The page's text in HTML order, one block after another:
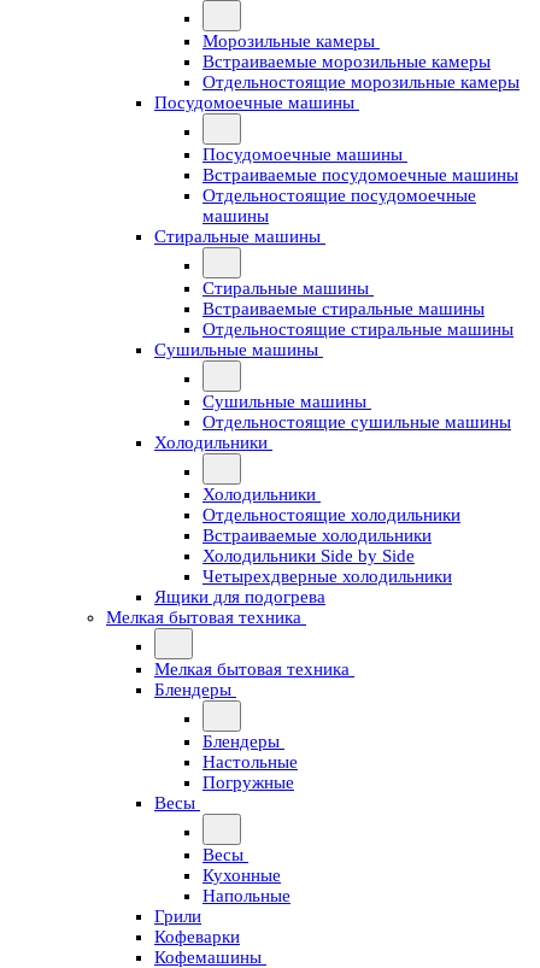
Морозильные камеры
Встраиваемые морозильные камеры
Отдельностоящие морозильные камеры
Посудомоечные машины
Посудомоечные машины
Встраиваемые посудомоечные машины
Отдельностоящие посудомоечные
машины
Стиральные машины
Стиральные машины
Встраиваемые стиральные машины
Отдельностоящие стиральные машины
Сушильные машины
Сушильные машины
Отдельностоящие сушильные машины
Холодильники
Холодильники
Отдельностоящие холодильники
Встраиваемые холодильники
Холодильники Side by Side
Четырехдверные холодильники
Ящики для подогрева
Мелкая бытовая техника
Мелкая бытовая техника
Блендеры
Блендеры
Настольные
Погружные
Весы
Весы
Кухонные
Напольные
Грили
Кофеварки
Кофемашины